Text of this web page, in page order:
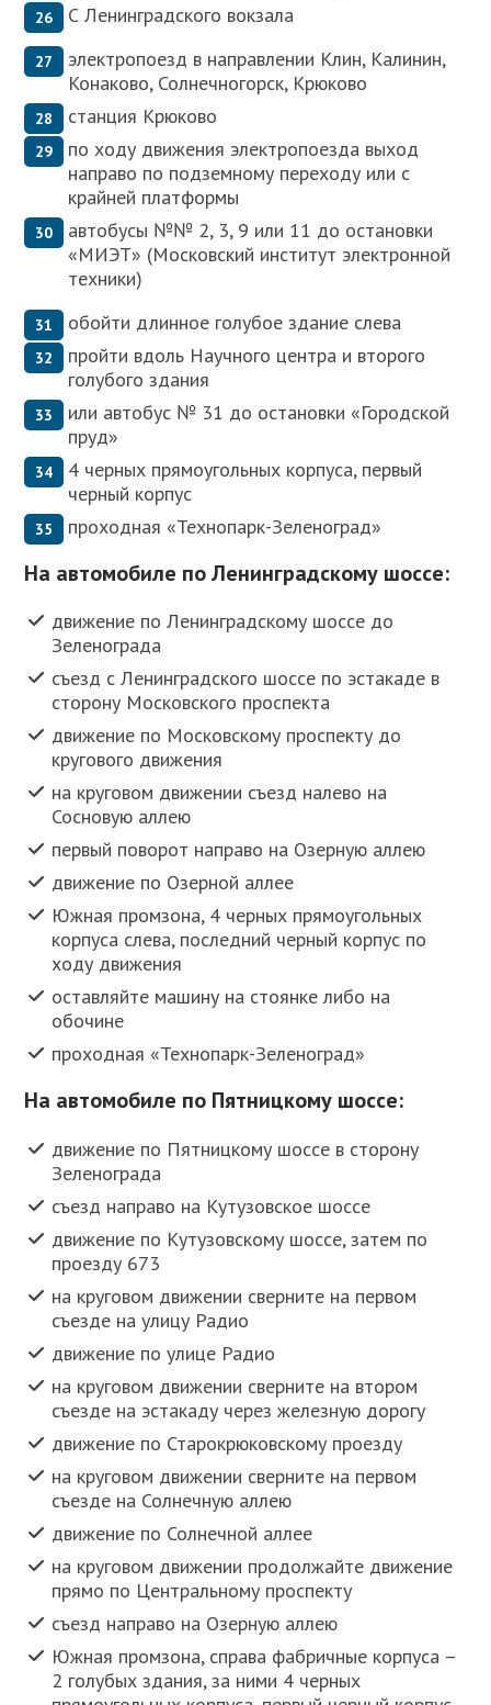
С Ленинградского вокзала
электропоезд в направлении Клин, Калинин,
Конаково, Солнечногорск, Крюково
станция Крюково
по ходу движения электропоезда выход
направо по подземному переходу или с
крайней платформы
автобусы №№ 2, 3, 9 или 11 до остановки
«МИЭТ» (Московский институт электронной
техники)
обойти длинное голубое здание слева
пройти вдоль Научного центра и второго
голубого здания
или автобус № 31 до остановки «Городской
пруд»
4 черных прямоугольных корпуса, первый
черный корпус
проходная «Технопарк-Зеленоград»
На автомобиле по Ленинградскому шоссе:
движение по Ленинградскому шоссе до
Зеленограда
съезд с Ленинградского шоссе по эстакаде в
сторону Московского проспекта
движение по Московскому проспекту до
кругового движения
на круговом движении съезд налево на
Сосновую аллею
первый поворот направо на Озерную аллею
движение по Озерной аллее
Южная промзона, 4 черных прямоугольных
корпуса слева, последний черный корпус по
ходу движения
оставляйте машину на стоянке либо на
обочине
проходная «Технопарк-Зеленоград»
На автомобиле по Пятницкому шоссе:
движение по Пятницкому шоссе в сторону
Зеленограда
съезд направо на Кутузовское шоссе
движение по Кутузовскому шоссе, затем по
проезду 673
на круговом движении сверните на первом
съезде на улицу Радио
движение по улице Радио
на круговом движении сверните на втором
съезде на эстакаду через железную дорогу
движение по Старокрюковскому проезду
на круговом движении сверните на первом
съезде на Солнечную аллею
движение по Солнечной аллее
на круговом движении продолжайте движение
прямо по Центральному проспекту
съезд направо на Озерную аллею
Южная промзона, справа фабричные корпуса –
2 голубых здания, за ними 4 черных